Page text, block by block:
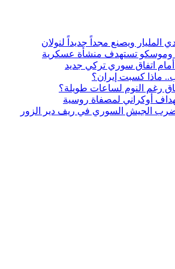
المليار ويصنع مجداً جديداً لنولان
وموسكو تستهدف منشأة عسكرية
اتفاق سوري تركي جديد
رغم النوم لساعات طويلة؟
الجيش السوري في ريف دير الزور